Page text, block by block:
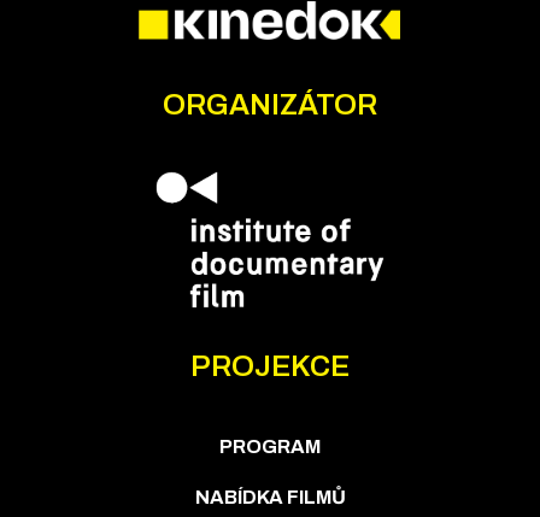
ORGANIZÁTOR
PROJEKCE
PROGRAM
NABÍDKA FILMŮ